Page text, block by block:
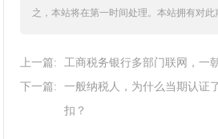
之，本站将在第一时间处理。本站拥有对此
上一篇:
工商税务银行多部门联网，一
下一篇:
一般纳税人，为什么当期认证
扣？